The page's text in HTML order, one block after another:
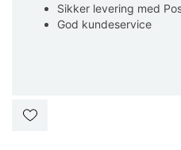
Sikker levering med
God kundeservice